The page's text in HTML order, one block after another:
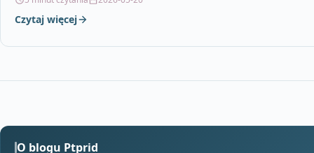
Czytaj więcej
O blogu Ptprid